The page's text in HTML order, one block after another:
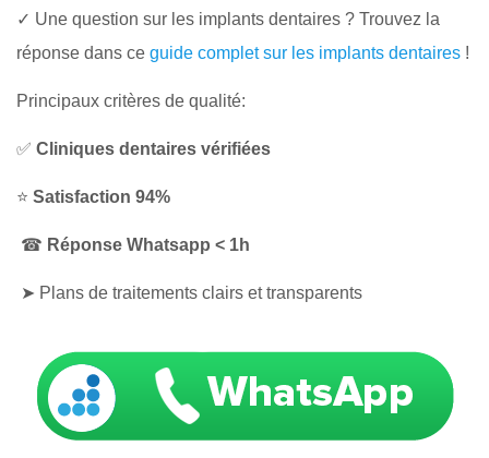
✓ Une question sur les implants dentaires ? Trouvez la
réponse dans ce guide complet sur les implants dentaires !
Principaux critères de qualité:
✅ Cliniques dentaires vérifiées
⭐ Satisfaction 94%
☎ Réponse Whatsapp < 1h
➤ Plans de traitements clairs et transparents